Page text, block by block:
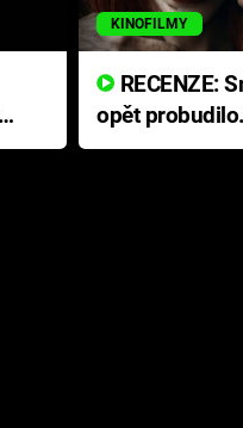
KINOFILMY
opět
přichází s